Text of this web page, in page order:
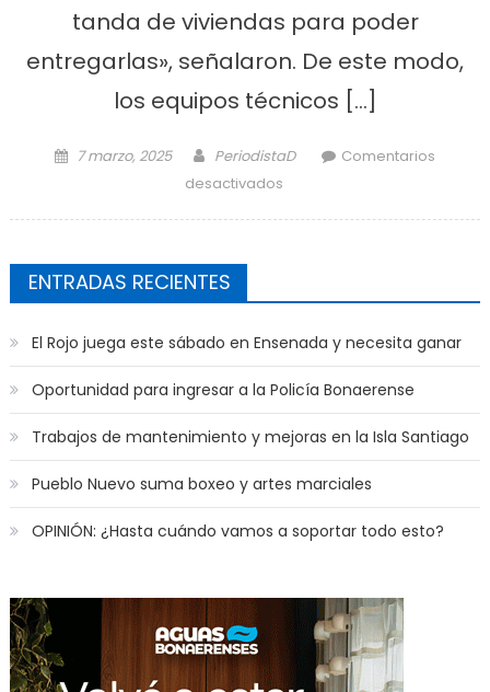
tanda de viviendas para poder
entregarlas», señalaron. De este modo,
los equipos técnicos […]
Posted on
7 marzo, 2025 Author
PeriodistaD
Comentarios
desactivados
ENTRADAS RECIENTES
El Rojo juega este sábado en Ensenada y necesita ganar
Oportunidad para ingresar a la Policía Bonaerense
Trabajos de mantenimiento y mejoras en la Isla Santiago
Pueblo Nuevo suma boxeo y artes marciales
OPINIÓN: ¿Hasta cuándo vamos a soportar todo esto?